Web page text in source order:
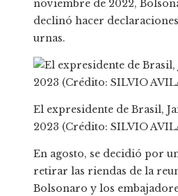
noviembre de 2022,
declinó hacer
urnas.
El expresidente de Brasil,
2023 (Crédito: SILVIO
En agosto, se decidió por
retirar las riendas de la
Bolsonaro y los